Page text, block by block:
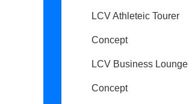
LCV Athleteic Tourer
Concept
LCV Business Lounge
Concept